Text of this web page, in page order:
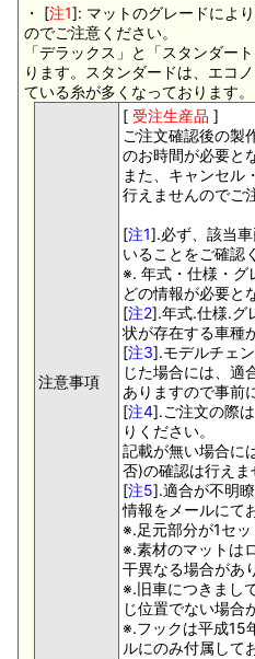
・ [注1]: マットのグレードによ
のでご注意ください。
「デラックス」と「スタンダー
ります。スタンダードは、エコ
ている糸が多くなっております。
注意事項
[ 受注生産品 ]
ご注文確認後の製
のお時間が必要と
また、キャンセル
行えませんのでご
[注1].必ず、該当
いることをご確認
※. 年式・仕様・グ
どの情報が必要と
[注2].年式.仕様.グ
状が存在する車種
[注3].モデルチェ
じた場合には、適
ありますので事前
[注4].ご注文の際
りください。
記載が無い場合に
否)の確認は行えま
[注5].適合が不明
情報をメールにて
※.足元部分が1セッ
※.素材のマットは
干異なる場合があ
※.旧車につきまし
じ位置でない場合
※.フックは平成15
ルにのみ付属して